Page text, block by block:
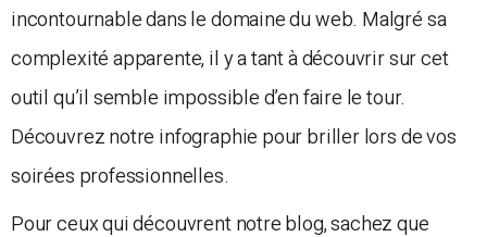
incontournable dans le domaine du web. Malgré sa
complexité apparente, il y a tant à découvrir sur cet
outil qu’il semble impossible d’en faire le tour.
Découvrez notre infographie pour briller lors de vos
soirées professionnelles.
Pour ceux qui découvrent notre blog, sachez que